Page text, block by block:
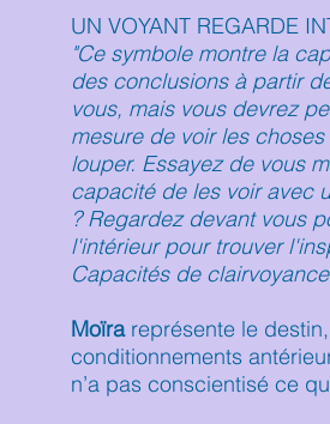
UN VOYANT REGARDE
"Ce symbole montre la
des conclusions à partir
vous, mais vous devrez
mesure de voir les
louper. Essayez de vous
capacité de les voir avec
? Regardez devant vous
l'intérieur pour trouver
Capacités de
Moïrareprésente le
conditionnements
n’a pas conscientisé ce